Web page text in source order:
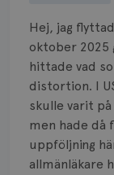
Hej, jag
oktober 2025
hittade vad
distortion. I
skulle varit
men hade då
uppföljning
allmänläkare
Knöl
Läkemedel
Typ av
Smärta